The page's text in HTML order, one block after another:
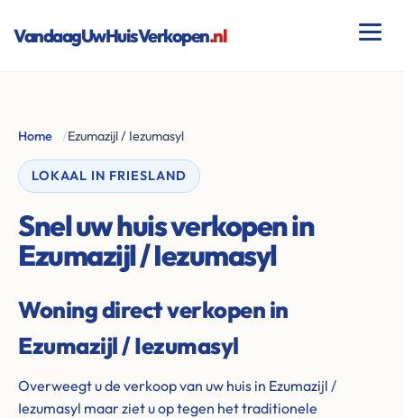
VandaagUwHuisVerkopen.nl
Home /Ezumazijl / Iezumasyl
LOKAAL IN FRIESLAND
Snel uw huis verkopen in
Ezumazijl / Iezumasyl
Woning direct verkopen in
Ezumazijl / Iezumasyl
Overweegt u de verkoop van uw huis in Ezumazijl /
Iezumasyl maar ziet u op tegen het traditionele